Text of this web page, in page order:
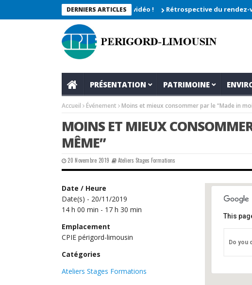
DERNIERS ARTICLES Rétrospective du rendez-vous la
PRÉSENTATION PATRIMOINE
Accueil Événement Moins et mieux consommer par le “Made in
MOINS ET MIEUX
MÊME”
20 Novembre 2019 Ateliers Stages Formations
This
Do you
Date / Heure
Date(s) - 20/11/2019
14 h 00 min - 17 h 30 min
Emplacement
CPIE périgord-limousin
Catégories
Ateliers Stages Formations